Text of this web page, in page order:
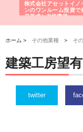
株式会社アセットイノ
ンのワンルーム投資で
産形成と老後準備
ホーム > その他業種 > そ
建築工房望
twitter